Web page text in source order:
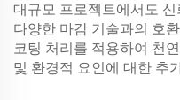
대규모 프로젝트에서도
다양한 마감 기술과의 호
코팅 처리를 적용하여 천
및 환경적 요인에 대한 추